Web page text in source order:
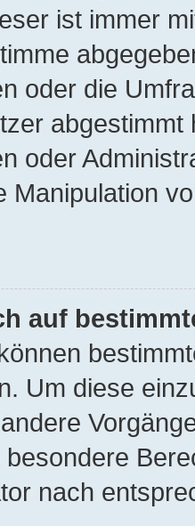
ist immer
oder die
oder
Manipulation
auf
Um diese
nach